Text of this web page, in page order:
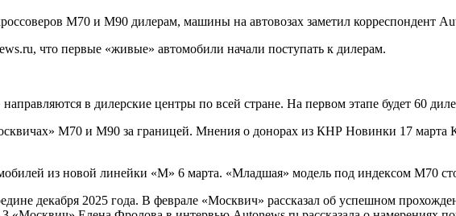
М70 и М90 дилерам, машины на автовозах заметил корреспондент
что первые «живые» автомобили начали поступать к дилерам.
в дилерские центры по всей стране. На первом этапе будет 60
М70 и М90 за границей. Мнения о донорах из КНР Новинки 17 марта
из новой линейки «М» 6 марта. «Младшая» модель под индексом M70
декабря 2025 года. В феврале «Москвич» рассказал об успешном